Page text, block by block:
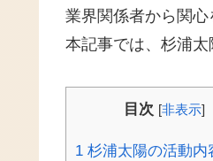
業界関係者から関心
本記事では、杉浦太
目次 [非表示]
1 杉浦太陽の活動内